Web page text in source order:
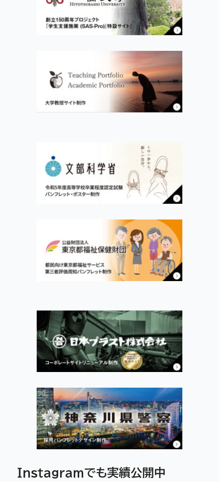
Instagramでも実績公開中